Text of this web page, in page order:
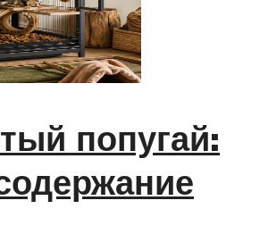
попугай: